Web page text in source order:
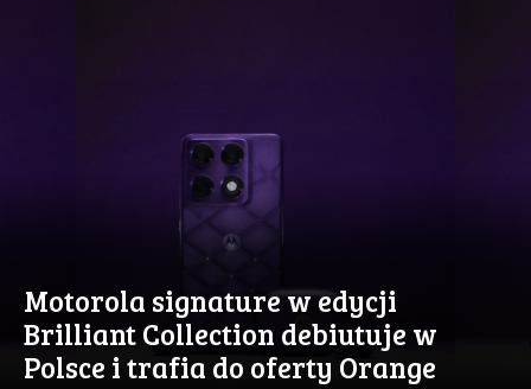
Motorola signature w edycji
Brilliant Collection debiutuje w
Polsce i trafia do oferty Orange